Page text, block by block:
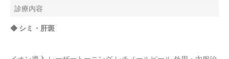
診療内容
◆ シミ・肝斑